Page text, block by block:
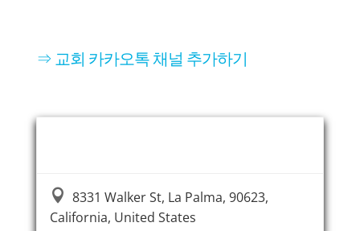
⇒ 교회 카카오톡 채널 추가하기
 8331 Walker St, La Palma, 90623,
California, United States